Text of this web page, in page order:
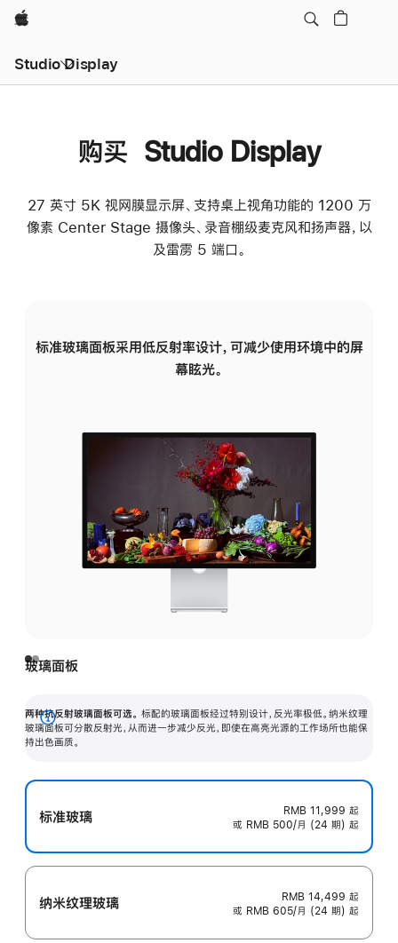
Apple
Studio Display
购买 Studio Display
27 英寸 5K 视网膜显示屏、支持桌上视角功能的 1200 万
像素 Center Stage 摄像头、录音棚级麦克风和扬声器，以
及雷雳 5 端口。
标准玻璃面板采用低反射率设计，可减少使用环境中的屏
幕眩光。
玻璃面板
两种抗反射玻璃面板可选。 标配的玻璃面板经过特别设计，反光率极低。纳米纹理
玻璃面板可分散反射光，从而进一步减少反光，即使在高亮光源的工作场所也能保
持出色画质。
展
开
标准玻璃 RMB 11,999 起
或 RMB 500/月 (24 期) 起
纳米纹理玻璃 RMB 14,499 起
或 RMB 605/月 (24 期) 起